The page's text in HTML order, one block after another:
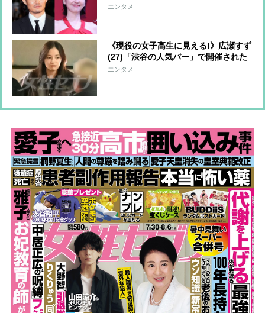
2でも続投決定 「ギャラは1話につき
エンタメ
《現役の女子高生に見える!》広瀬すず
(27)「渋谷の人気バー」で開催された
打ち上げで“透明感”あふれる私服ショ
エンタメ